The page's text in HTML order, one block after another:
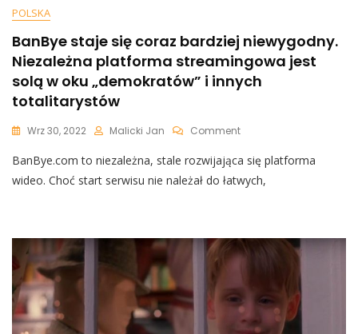
POLSKA
BanBye staje się coraz bardziej niewygodny.
Niezależna platforma streamingowa jest
solą w oku „demokratów” i innych
totalitarystów
Wrz 30, 2022 Malicki Jan CommentOn
Staje
Się
Coraz
Niezależna
Platforma
W
Oku
BanBye.com to niezależna, stale rozwijająca się platforma
wideo. Choć start serwisu nie należał do łatwych,